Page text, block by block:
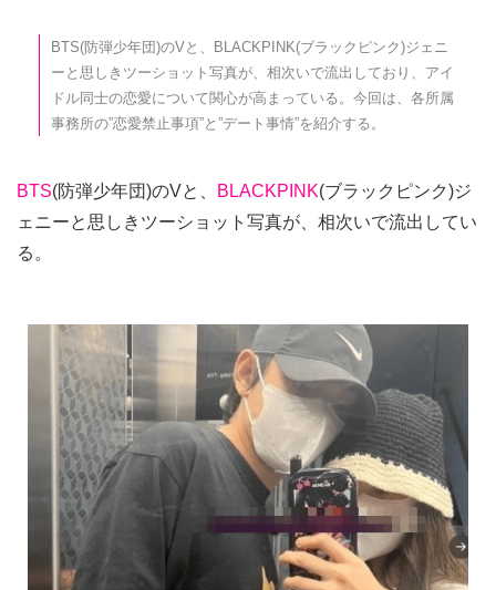
BTS(防弾少年団)のVと、BLACKPINK(ブラックピンク)ジェニ
ーと思しきツーショット写真が、相次いで流出しており、アイ
ドル同士の恋愛について関心が高まっている。今回は、各所属
事務所の”恋愛禁止事項”と”デート事情”を紹介する。
BTS(防弾少年団)のVと、 BLACKPINK(ブラックピンク)ジ
ェニーと思しきツーショット写真が、相次いで流出してい
る。